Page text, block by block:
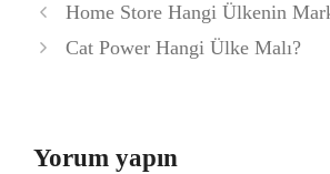
Home Store Hangi Ülkenin
Cat Power Hangi Ülke Malı?
Yorum yapın